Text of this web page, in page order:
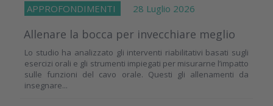
APPROFONDIMENTI 28 Luglio 2026
Allenare la bocca per invecchiare meglio
Lo studio ha analizzato gli interventi riabilitativi basati sugli
esercizi orali e gli strumenti impiegati per misurarne l’impatto
sulle funzioni del cavo orale. Questi gli allenamenti da
insegnare...